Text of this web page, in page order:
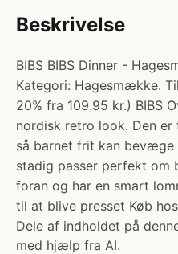
Beskrivelse
BIBS BIBS Dinner -
Kategori: Hagesmække.
20% fra 109.95 kr.) BIBS
nordisk retro look. Den er
så barnet frit kan bevæge
stadig passer perfekt om
foran og har en smart
til at blive presset Køb
Dele af indholdet på
med hjælp fra AI.